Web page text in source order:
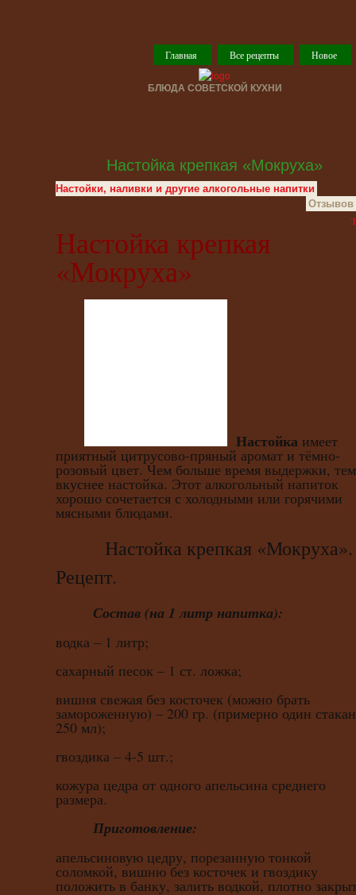
Главная Все рецепты Новое
БЛЮДА СОВЕТСКОЙ КУХНИ
Настойка крепкая «Мокруха»
Настойки, наливки и другие алкогольные напитки
Отзывов
Настойка крепкая
«Мокруха»
Настойка имеет
приятный цитрусово-пряный аромат и тёмно-
розовый цвет. Чем больше время выдержки, тем
вкуснее настойка. Этот алкогольный напиток
хорошо сочетается с холодными или горячими
мясными блюдами.
Настойка крепкая «Мокруха».
Рецепт.
Состав (на 1 литр напитка):
водка – 1 литр;
сахарный песок – 1 ст. ложка;
вишня свежая без косточек (можно брать
замороженную) – 200 гр. (примерно один стакан
250 мл);
гвоздика – 4-5 шт.;
кожура цедра от одного апельсина среднего
размера.
Приготовление:
апельсиновую цедру, порезанную тонкой
соломкой, вишню без косточек и гвоздику
положить в банку, залить водкой, плотно